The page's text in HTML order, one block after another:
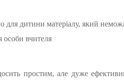
для дитини матеріалу, який
особи вчителя
простим, але дуже